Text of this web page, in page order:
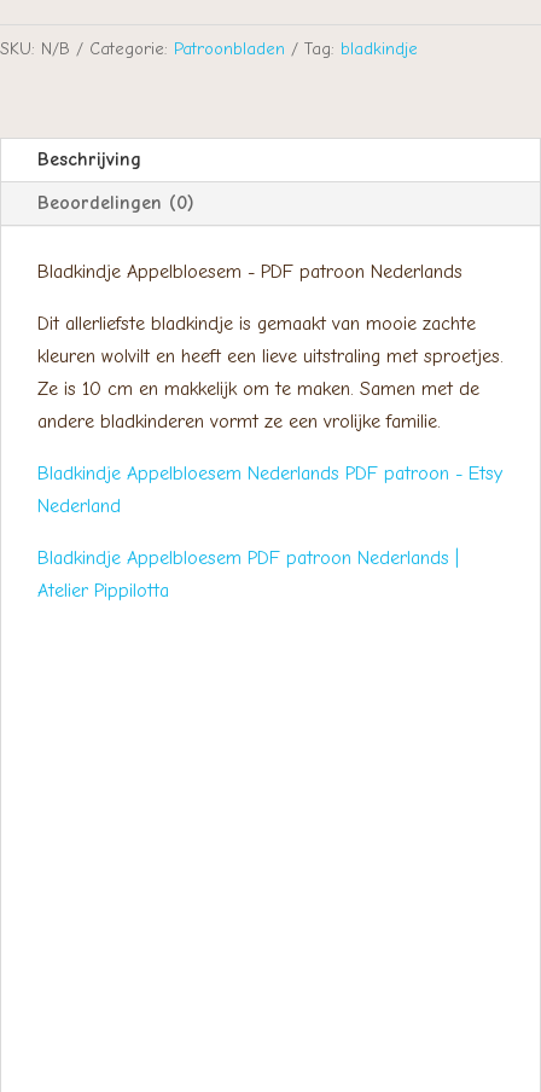
SKU: N/B Categorie: Patroonbladen Tag: bladkindje
Beschrijving
Beoordelingen (0)
Bladkindje Appelbloesem - PDF patroon Nederlands
Dit allerliefste bladkindje is gemaakt van mooie zachte
kleuren wolvilt en heeft een lieve uitstraling met sproetjes.
Ze is 10 cm en makkelijk om te maken. Samen met de
andere bladkinderen vormt ze een vrolijke familie.
Bladkindje Appelbloesem Nederlands PDF patroon - Etsy
Nederland
Bladkindje Appelbloesem PDF patroon Nederlands |
Atelier Pippilotta